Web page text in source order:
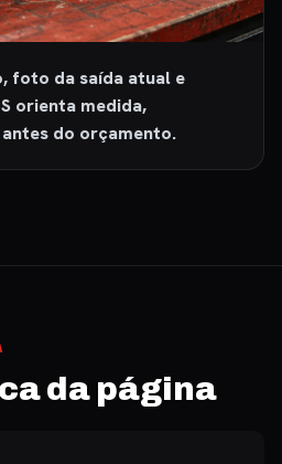
foto da saída atual e
orienta medida,
do orçamento.
da página